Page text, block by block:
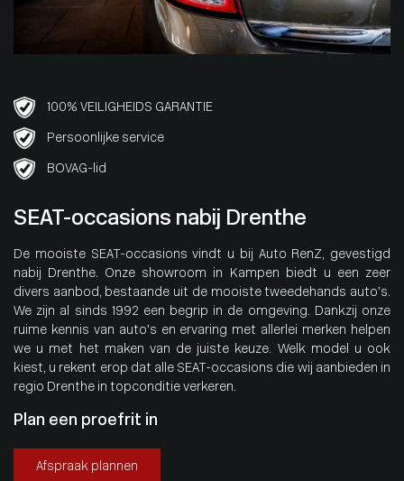
100% VEILIGHEIDS GARANTIE
Persoonlijke service
BOVAG-lid
SEAT-occasions nabij Drenthe
De mooiste SEAT-occasions vindt u bij Auto RenZ, gevestigd
nabij Drenthe. Onze showroom in Kampen biedt u een zeer
divers aanbod, bestaande uit de mooiste tweedehands auto’s.
We zijn al sinds 1992 een begrip in de omgeving. Dankzij onze
ruime kennis van auto’s en ervaring met allerlei merken helpen
we u met het maken van de juiste keuze. Welk model u ook
kiest, u rekent erop dat alle SEAT-occasions die wij aanbieden in
regio Drenthe in topconditie verkeren.
Plan een proefrit in
Afspraak plannen